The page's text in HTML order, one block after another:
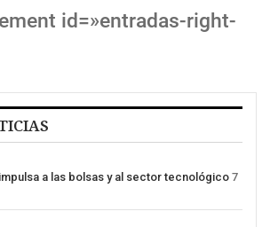
id=»entradas-right-
a las bolsas y al sector tecnológico 7